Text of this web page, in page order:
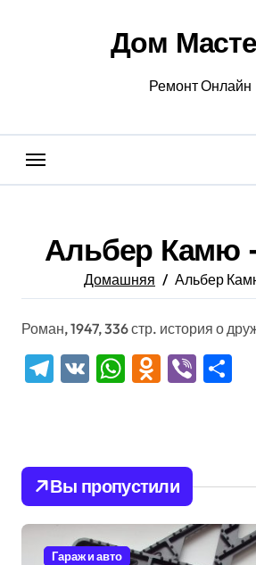
Дом
Ремонт Онлайн
Альбер Камю
Домашняя Альбер
Роман, 1947, 336 стр. история о
Telegram
VK WhatsApp
Viber
Вы пропустили
Гараж и авто